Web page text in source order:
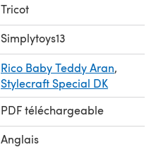
Tricot
Simplytoys13
Rico Baby Teddy Aran,
Stylecraft Special DK
PDF téléchargeable
Anglais